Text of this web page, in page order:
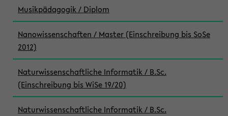
Musikpädagogik / Diplom
Nanowissenschaften / Master (Einschreibung bis SoSe
2012)
Naturwissenschaftliche Informatik / B.Sc.
(Einschreibung bis WiSe 19/20)
Naturwissenschaftliche Informatik / B.Sc.